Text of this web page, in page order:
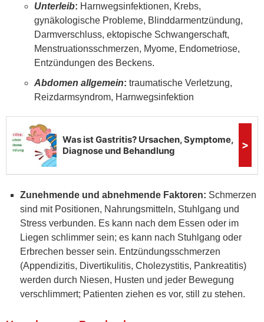
Unterleib: Harnwegsinfektionen, Krebs,
gynäkologische Probleme, Blinddarmentzündung,
Darmverschluss, ektopische Schwangerschaft,
Menstruationsschmerzen, Myome, Endometriose,
Entzündungen des Beckens.
Abdomen allgemein: traumatische Verletzung,
Reizdarmsyndrom, Harnwegsinfektion
Zunehmende und abnehmende Faktoren: Schmerzen
sind mit Positionen, Nahrungsmitteln, Stuhlgang und
Stress verbunden. Es kann nach dem Essen oder im
Liegen schlimmer sein; es kann nach Stuhlgang oder
Erbrechen besser sein. Entzündungsschmerzen
(Appendizitis, Divertikulitis, Cholezystitis, Pankreatitis)
werden durch Niesen, Husten und jeder Bewegung
verschlimmert; Patienten ziehen es vor, still zu stehen.